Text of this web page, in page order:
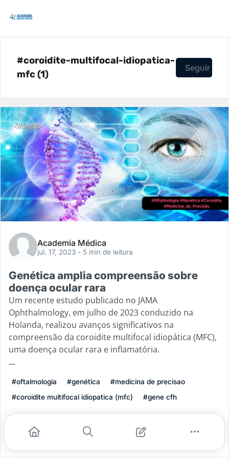
#coroidite-multifocal-idiopatica-
mfc (1)
Seguir
Academia Médica
jul. 17, 2023 - 5 min de leitura
Genética amplia compreensão sobre
doença ocular rara
Um recente estudo publicado no JAMA
Ophthalmology, em julho de 2023 conduzido na
Holanda, realizou avanços significativos na
compreensão da coroidite multifocal idiopática (MFC),
uma doença ocular rara e inflamatória.
...
#oftalmologia #genética
#medicina de precisao
#coroidite multifocal idiopatica (mfc)
#gene cfh